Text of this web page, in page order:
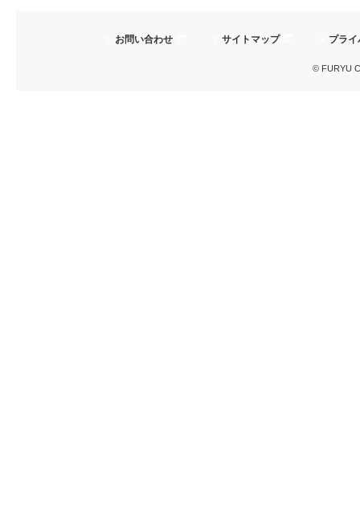
お問い合わせ サイトマップ プラ
© FURYU